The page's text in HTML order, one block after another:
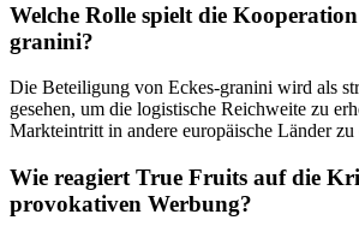
Welche Rolle spielt die
granini?
Die Beteiligung von Eckes-granini wird als
gesehen, um die logistische Reichweite zu
Markteintritt in andere europäische Länder
Wie reagiert True Fruits auf die
provokativen Werbung?